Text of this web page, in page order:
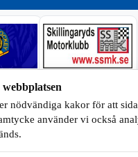
nödvändiga kakor för att
använder vi också